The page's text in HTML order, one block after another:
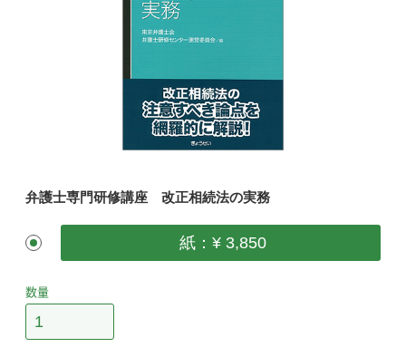
弁護士専門研修講座 改正相続法の実務
紙：¥ 3,850
数量